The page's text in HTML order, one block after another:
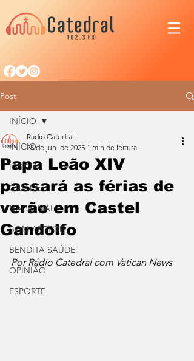
Post
INÍCIO
IGREJA
CIDADE
NACIONAL
BOM APETITE
BENDITA SAÚDE
OPINIÃO
ESPORTE
INÍCIO
Papa Leão XIV
passará as férias de
verão em Castel
Gandolfo
Radio Catedral
25 de jun. de 2025 1 min de leitura
Por Rádio Catedral com Vatican News